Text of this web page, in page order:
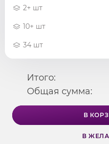
2+ шт
10+ шт
34 шт
Итого:
Общая сумма:
В
В